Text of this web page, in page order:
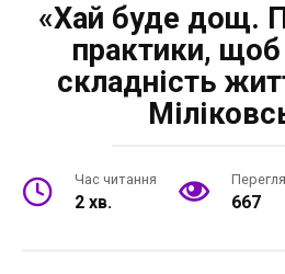
«Хай буде дощ.
практики,
складність
Час читання
2 хв. 667